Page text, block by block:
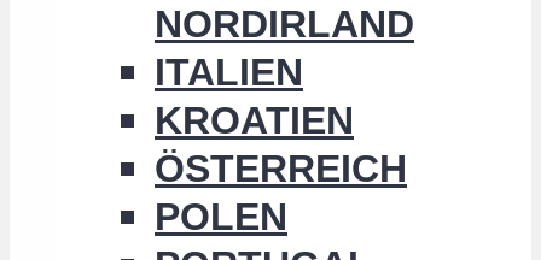
NORDIRLAND
ITALIEN
KROATIEN
ÖSTERREICH
POLEN